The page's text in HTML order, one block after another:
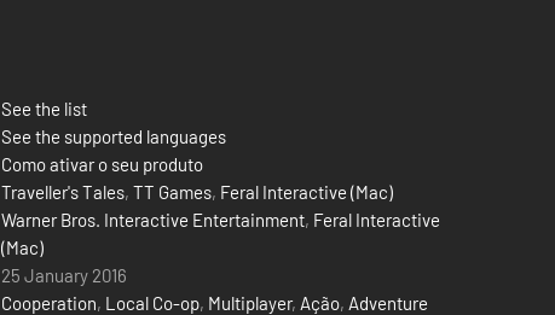
See the list
See the supported languages
Como ativar o seu produto
Traveller's Tales, TT Games, Feral Interactive (Mac)
Warner Bros. Interactive Entertainment, Feral Interactive
(Mac)
25 January 2016
Cooperation, Local Co-op, Multiplayer, Ação, Adventure